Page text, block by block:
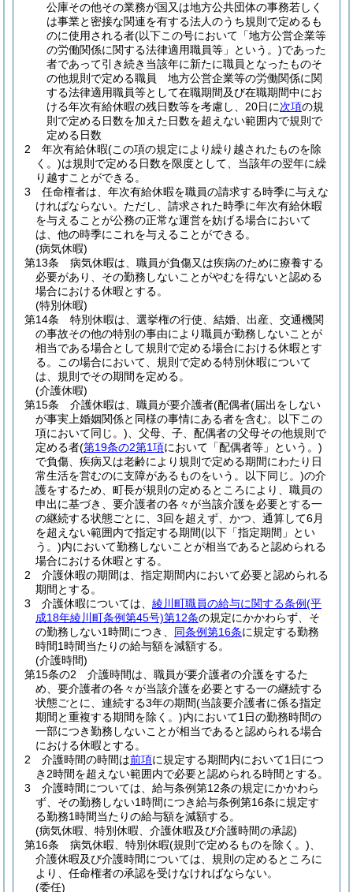
公庫その他その業務が国又は地方公共団体の事務若しく
は事業と密接な関連を有する法人のうち規則で定めるも
のに使用される者(以下この号において「地方公営企業等
の労働関係に関する法律適用職員等」という。)であった
者であって引き続き当該年に新たに職員となったものそ
の他規則で定める職員 地方公営企業等の労働関係に関
する法律適用職員等として在職期間及び在職期間中にお
ける年次有給休暇の残日数等を考慮し、20日に次項の規
則で定める日数を加えた日数を超えない範囲内で規則で
定める日数
2
年次有給休暇(この項の規定により繰り越されたものを除
く。)は規則で定める日数を限度として、当該年の翌年に繰
り越すことができる。
3
任命権者は、年次有給休暇を職員の請求する時季に与えな
ければならない。 ただし、請求された時季に年次有給休暇
を与えることが公務の正常な運営を妨げる場合において
は、他の時季にこれを与えることができる。
(病気休暇)
第13条
病気休暇は、職員が負傷又は疾病のために療養する
必要があり、その勤務しないことがやむを得ないと認める
場合における休暇とする。
(特別休暇)
第14条
特別休暇は、選挙権の行使、結婚、出産、交通機関
の事故その他の特別の事由により職員が勤務しないことが
相当である場合として規則で定める場合における休暇とす
る。
この場合において、規則で定める特別休暇について
は、規則でその期間を定める。
(介護休暇)
第15条
介護休暇は、職員が要介護者(配偶者(届出をしない
が事実上婚姻関係と同様の事情にある者を含む。以下この
項において同じ。) 、父母、子、配偶者の父母その他規則で
定める者(第19条の2第1項において「配偶者等」という。)
で負傷、疾病又は老齢により規則で定める期間にわたり日
常生活を営むのに支障があるものをいう。以下同じ。)の介
護をするため、町長が規則の定めるところにより、職員の
申出に基づき、要介護者の各々が当該介護を必要とする一
の継続する状態ごとに、3回を超えず、かつ、通算して6月
を超えない範囲内で指定する期間(以下「指定期間」とい
う。)内において勤務しないことが相当であると認められる
場合における休暇とする。
2
介護休暇の期間は、指定期間内において必要と認められる
期間とする。
3
介護休暇については、 綾川町職員の給与に関する条例(平
成18年綾川町条例第45号)第12条の規定にかかわらず、そ
の勤務しない1時間につき、 同条例第16条に規定する勤務
時間1時間当たりの給与額を減額する。
(介護時間)
第15条の2
介護時間は、職員が要介護者の介護をするた
め、要介護者の各々が当該介護を必要とする一の継続する
状態ごとに、連続する3年の期間(当該要介護者に係る指定
期間と重複する期間を除く。)内において1日の勤務時間の
一部につき勤務しないことが相当であると認められる場合
における休暇とする。
2
介護時間の時間は前項に規定する期間内において1日につ
き2時間を超えない範囲内で必要と認められる時間とする。
3
介護時間については、給与条例第12条の規定にかかわら
ず、その勤務しない1時間につき給与条例第16条に規定す
る勤務1時間当たりの給与額を減額する。
(病気休暇、特別休暇、介護休暇及び介護時間の承認)
第16条
病気休暇、特別休暇(規則で定めるものを除く。)
介護休暇及び介護時間については、規則の定めるところに
より、任命権者の承認を受けなければならない。
(委任)